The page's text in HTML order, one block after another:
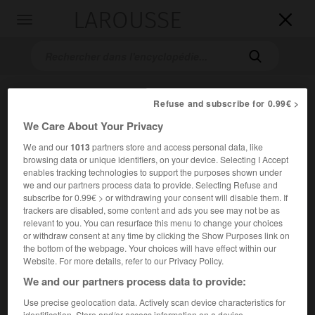


Accueil> Encyclopédie [peinture]>Serge Jastrebzoff dit Serge
Férat
SergeJastrebzoff,dit Serge
Férat
de la peinture ».
Refuse and subscribe for 0.99€ >
We Care About Your Privacy
We and our1013partners store and access personal data, like
browsing data or unique identifiers, on your device. Selecting I Accept
enables tracking technologies to support the purposes shown under
we and our partners process data to provide. Selecting Refuse and
subscribe for 0.99€ > or withdrawing your consent will disable them. If
trackers are disabled, some content and ads you see may not be as
relevant to you. You can resurface this menu to change your choices
or withdraw consent at any time by clicking the Show Purposes link on
the bottom of the webpage. Your choices will have effect within our
Website. For more details, refer to our Privacy Policy.
We and our partners process data to provide:
Use precise geolocation data. Actively scan device characteristics for